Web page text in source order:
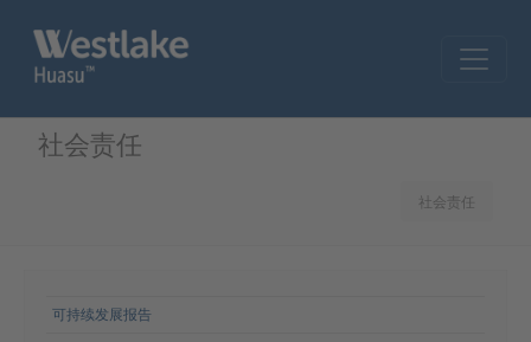
社会责任
社会责任
可持续发展报告